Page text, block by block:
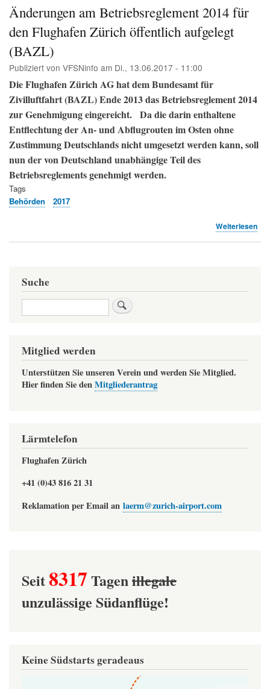
Änderungen am Betriebsreglement 2014 für
den Flughafen Zürich öffentlich aufgelegt
(BAZL)
Publiziert von VFSNinfo am Di., 13.06.2017 - 11:00
Die Flughafen Zürich AG hat dem Bundesamt für
Zivilluftfahrt (BAZL) Ende 2013 das Betriebsreglement 2014
zur Genehmigung eingereicht. Da die darin enthaltene
Entflechtung der An- und Abflugrouten im Osten ohne
Zustimmung Deutschlands nicht umgesetzt werden kann, soll
nun der von Deutschland unabhängige Teil des
Betriebsreglements genehmigt werden.
Tags
Behörden
2017
Weiterlesen
Suche
Suche
Mitglied werden
Unterstützen Sie unseren Verein und werden Sie Mitglied.
Hier finden Sie denMitgliederantrag
Lärmtelefon
Flughafen Zürich
+41 (0)43 816 21 31
Reklamation per Email an laerm@zurich-airport.com
Seit 8317 Tagenillegale
unzulässige Südanflüge!
Keine Südstarts geradeaus